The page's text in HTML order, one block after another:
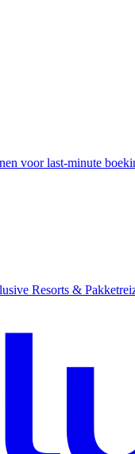
voor last-minute
Resorts &